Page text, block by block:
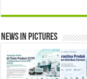
News in Pictures